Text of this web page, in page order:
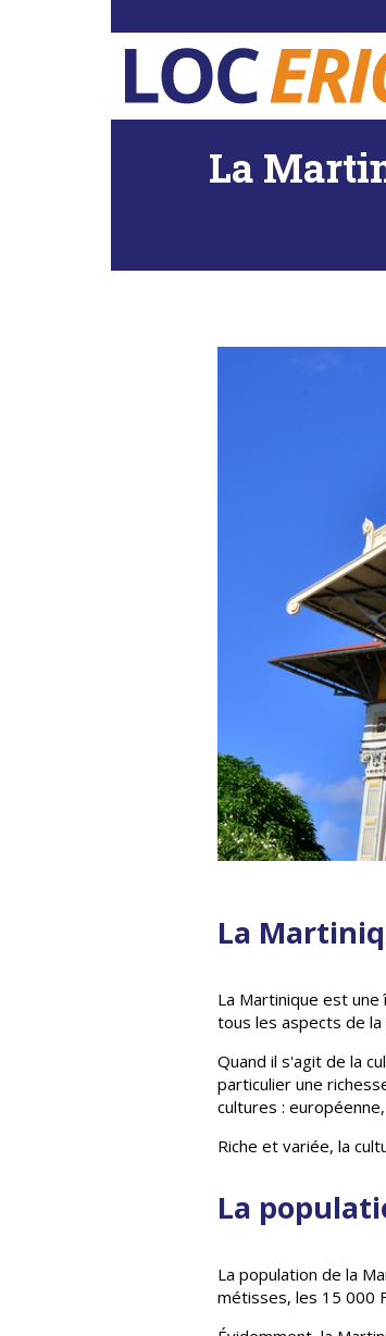
LOCERIC
Martinique
La
La
La Martinique est une
tous les aspects de la
Quand il s'agit de la
particulier une
cultures :
Riche et variée, la
La
La population de la
métisses, les 15 000